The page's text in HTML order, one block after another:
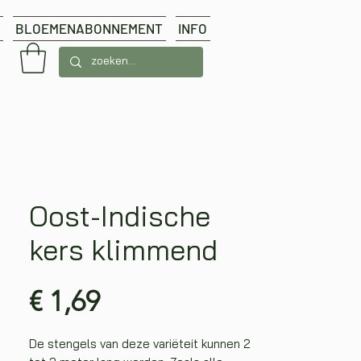
BLOEMENABONNEMENT INFO
Oost-Indische
kers klimmend
€ 1,69Prijs
De stengels van deze variëteit kunnen 2